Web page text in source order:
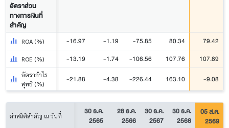
อัตราส่วน
ทางการเงินที่
สำคัญ
ROA (%) -16.97 -1.19 -75.85 80.34 79.42
ROE (%) -13.19 -1.74 -106.56 107.76 107.89
อัตรากำไร
สุทธิ (%)
-21.88 -4.38 -226.44 163.10 -9.08
ค่าสถิติสำคัญ ณ วันที่
30 ธ.ค.
2565
28 ธ.ค.
2566
30 ธ.ค.
2567
30 ธ.ค.
2568
05 ส.ค.
2569